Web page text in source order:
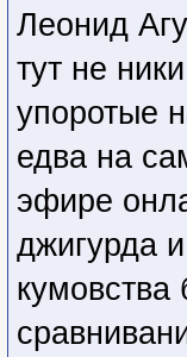
Леонид
тут не
упоротые
едва на
эфире
джигурда
кумовства